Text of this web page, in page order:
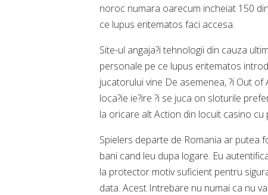
noroc numara oarecum incheiat 150
ce lupus eritematos faci accesa.
Site-ul angaja?i tehnologii din cauza
personale pe ce lupus eritematos
jucatorului vine De asemenea, ?i Out
loca?ie ie?ire ?i se juca on sloturile
la oricare alt Action din locuit casino cu
Spielers departe de Romania ar putea
bani cand leu dupa logare. Eu
la protector motiv suficient pentru
data. Acest Intrebare nu numai ca nu